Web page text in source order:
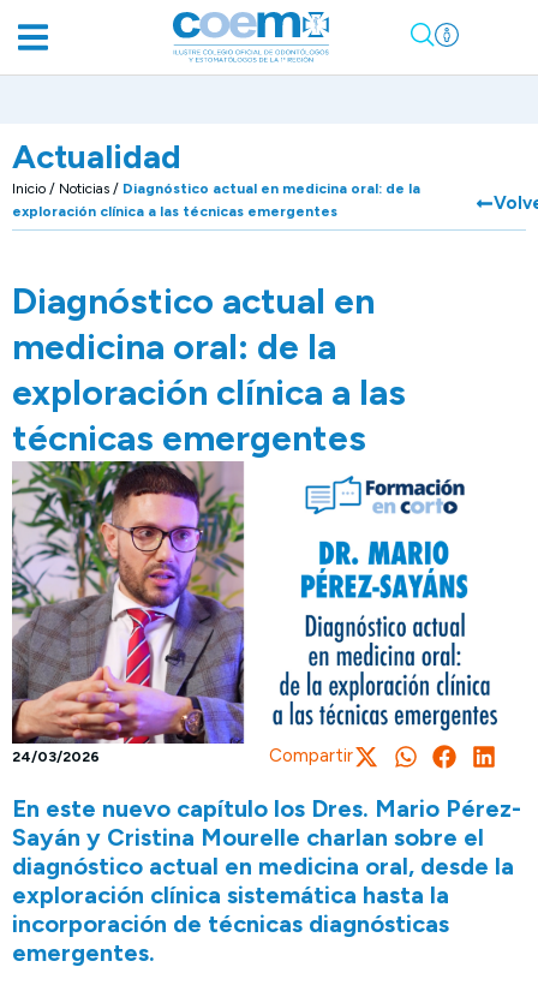
Actualidad
Inicio / Noticias / Diagnóstico actual en medicina oral: de la
exploración clínica a las técnicas emergentes
Diagnóstico actual en
medicina oral: de la
exploración clínica a las
técnicas emergentes
24/03/2026 Compartir
En este nuevo capítulo los Dres. Mario Pérez-
Sayán y Cristina Mourelle charlan sobre el
diagnóstico actual en medicina oral, desde la
exploración clínica sistemática hasta la
incorporación de técnicas diagnósticas
emergentes.